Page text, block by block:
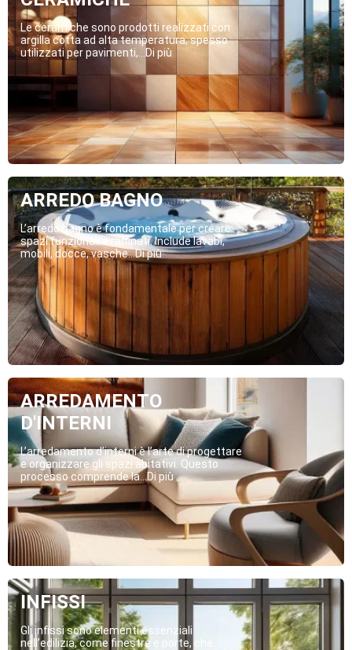
Le ceramiche sono prodotti realizzati con
argilla cotta ad alta temperatura, spesso
utilizzati per pavimenti,...Di più
ARREDO BAGNO
L’arredo bagno è fondamentale per creare
spazi funzionali e raffinati. Include lavabi,
mobili, docce, vasche...Di più
ARREDAMENTO
D'INTERNI
L’arredamento d’interni è l’arte di progettare
e organizzare gli spazi abitativi. Questo
processo comprende la...Di più
INFISSI
Gli infissi sono elementi essenziali
nell’edilizia, come finestre e porte, che